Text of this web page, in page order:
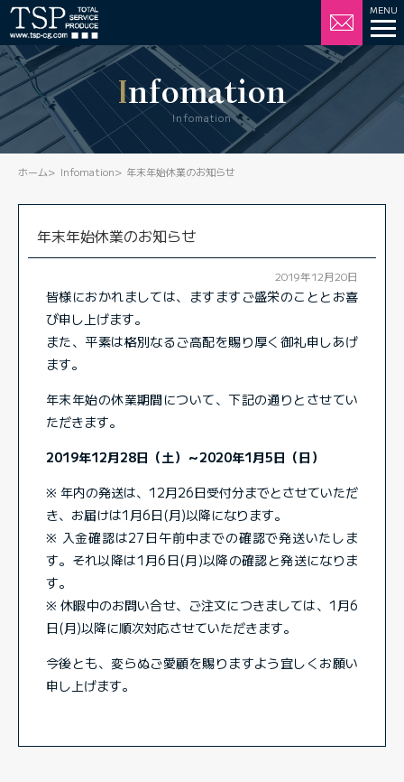
Infomation
Infomation
ホーム Infomation 年末年始休業のお知らせ
年末年始休業のお知らせ
2019年12月20日
皆様におかれましては、ますますご盛栄のこととお喜
び申し上げます。
また、平素は格別なるご高配を賜り厚く御礼申しあげ
ます。
年末年始の休業期間について、下記の通りとさせてい
ただきます。
2019年12月28日（土）～2020年1月5日（日）
※ 年内の発送は、12月26日受付分までとさせていただ
き、お届けは1月6日(月)以降になります。
※ 入金確認は27日午前中までの確認で発送いたしま
す。それ以降は1月6日(月)以降の確認と発送になりま
す。
※ 休暇中のお問い合せ、ご注文につきましては、1月6
日(月)以降に順次対応させていただきます。
今後とも、変らぬご愛顧を賜りますよう宜しくお願い
申し上げます。